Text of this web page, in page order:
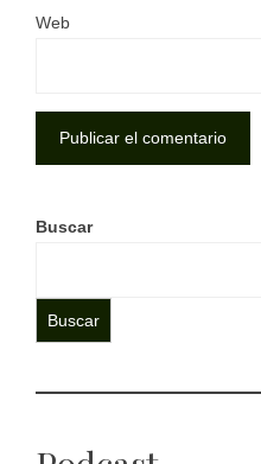
Web
Buscar
Buscar